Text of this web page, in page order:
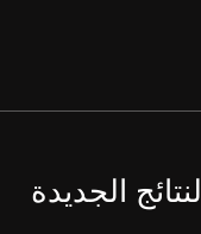
الجديدة